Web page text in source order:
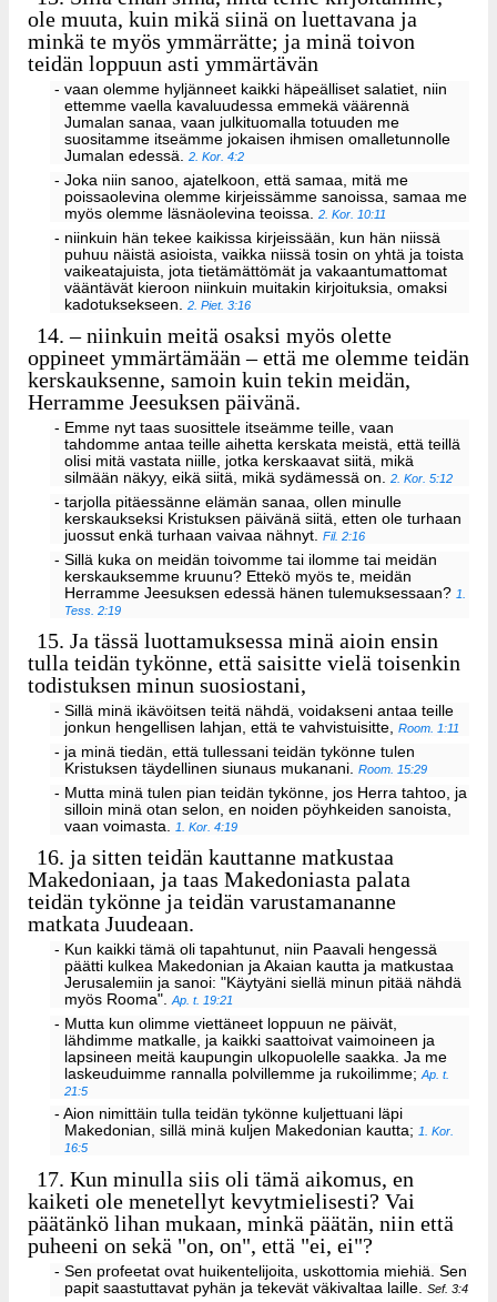
ole muuta, kuin mikä siinä on luettavana ja
minkä te myös ymmärrätte; ja minä toivon
teidän loppuun asti ymmärtävän
- vaan olemme hyljänneet kaikki häpeälliset salatiet, niin
ettemme vaella kavaluudessa emmekä väärennä
Jumalan sanaa, vaan julkituomalla totuuden me
suositamme itseämme jokaisen ihmisen omalletunnolle
Jumalan edessä.2. Kor. 4:2
- Joka niin sanoo, ajatelkoon, että samaa, mitä me
poissaolevina olemme kirjeissämme sanoissa, samaa me
myös olemme läsnäolevina teoissa.2. Kor. 10:11
- niinkuin hän tekee kaikissa kirjeissään, kun hän niissä
puhuu näistä asioista, vaikka niissä tosin on yhtä ja toista
vaikeatajuista, jota tietämättömät ja vakaantumattomat
vääntävät kieroon niinkuin muitakin kirjoituksia, omaksi
kadotuksekseen.2. Piet. 3:16
14. – niinkuin meitä osaksi myös olette
oppineet ymmärtämään – että me olemme teidän
kerskauksenne, samoin kuin tekin meidän,
Herramme Jeesuksen päivänä.
- Emme nyt taas suosittele itseämme teille, vaan
tahdomme antaa teille aihetta kerskata meistä, että teillä
olisi mitä vastata niille, jotka kerskaavat siitä, mikä
silmään näkyy, eikä siitä, mikä sydämessä on.2. Kor. 5:12
- tarjolla pitäessänne elämän sanaa, ollen minulle
kerskaukseksi Kristuksen päivänä siitä, etten ole turhaan
juossut enkä turhaan vaivaa nähnyt.Fil. 2:16
- Sillä kuka on meidän toivomme tai ilomme tai meidän
kerskauksemme kruunu? Ettekö myös te, meidän
Herramme Jeesuksen edessä hänen tulemuksessaan? 1.
Tess. 2:19
15. Ja tässä luottamuksessa minä aioin ensin
tulla teidän tykönne, että saisitte vielä toisenkin
todistuksen minun suosiostani,
- Sillä minä ikävöitsen teitä nähdä, voidakseni antaa teille
jonkun hengellisen lahjan, että te vahvistuisitte,Room. 1:11
- ja minä tiedän, että tullessani teidän tykönne tulen
Kristuksen täydellinen siunaus mukanani.Room. 15:29
- Mutta minä tulen pian teidän tykönne, jos Herra tahtoo, ja
silloin minä otan selon, en noiden pöyhkeiden sanoista,
vaan voimasta.
1. Kor. 4:19
16. ja sitten teidän kauttanne matkustaa
Makedoniaan, ja taas Makedoniasta palata
teidän tykönne ja teidän varustamananne
matkata Juudeaan.
- Kun kaikki tämä oli tapahtunut, niin Paavali hengessä
päätti kulkea Makedonian ja Akaian kautta ja matkustaa
Jerusalemiin ja sanoi: "Käytyäni siellä minun pitää nähdä
myös Rooma".Ap. t. 19:21
- Mutta kun olimme viettäneet loppuun ne päivät,
lähdimme matkalle, ja kaikki saattoivat vaimoineen ja
lapsineen meitä kaupungin ulkopuolelle saakka. Ja me
laskeuduimme rannalla polvillemme ja rukoilimme;Ap. t.
21:5
- Aion nimittäin tulla teidän tykönne kuljettuani läpi
Makedonian, sillä minä kuljen Makedonian kautta;1. Kor.
16:5
17. Kun minulla siis oli tämä aikomus, en
kaiketi ole menetellyt kevytmielisesti? Vai
päätänkö lihan mukaan, minkä päätän, niin että
puheeni on sekä "on, on", että "ei, ei"?
- Sen profeetat ovat huikentelijoita, uskottomia miehiä. Sen
papit saastuttavat pyhän ja tekevät väkivaltaa laille.Sef. 3:4